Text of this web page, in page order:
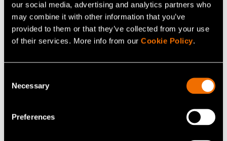
our social media, advertising and analytics partners who
may combine it with other information that you’ve
provided to them or that they’ve collected from your use
of their services. More info from our Cookie Policy.
Selection
Necessary
Preferences
visa.vallivaara@vtt.fi